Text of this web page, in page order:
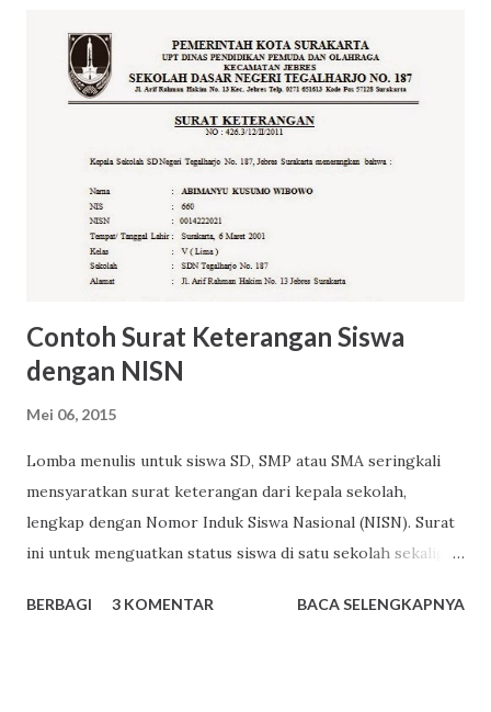
Contoh Surat Keterangan Siswa
dengan NISN
Mei 06, 2015
Lomba menulis untuk siswa SD, SMP atau SMA seringkali
mensyaratkan surat keterangan dari kepala sekolah,
lengkap dengan Nomor Induk Siswa Nasional (NISN). Surat
ini untuk menguatkan status siswa di satu sekolah sekaligus
siswanya yang ingin mengikuti suatu lomba. Surat
BERBAGI 3 KOMENTAR BACA SELENGKAPNYA